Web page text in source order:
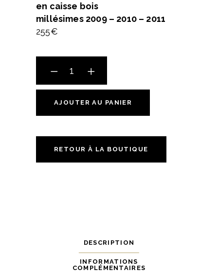
en caisse bois
millésimes 2009 – 2010 – 2011
255€
de
Millésimes
-
AJOUTER AU PANIER
RETOUR À LA BOUTIQUE
DESCRIPTION
INFORMATIONS
COMPLÉMENTAIRES